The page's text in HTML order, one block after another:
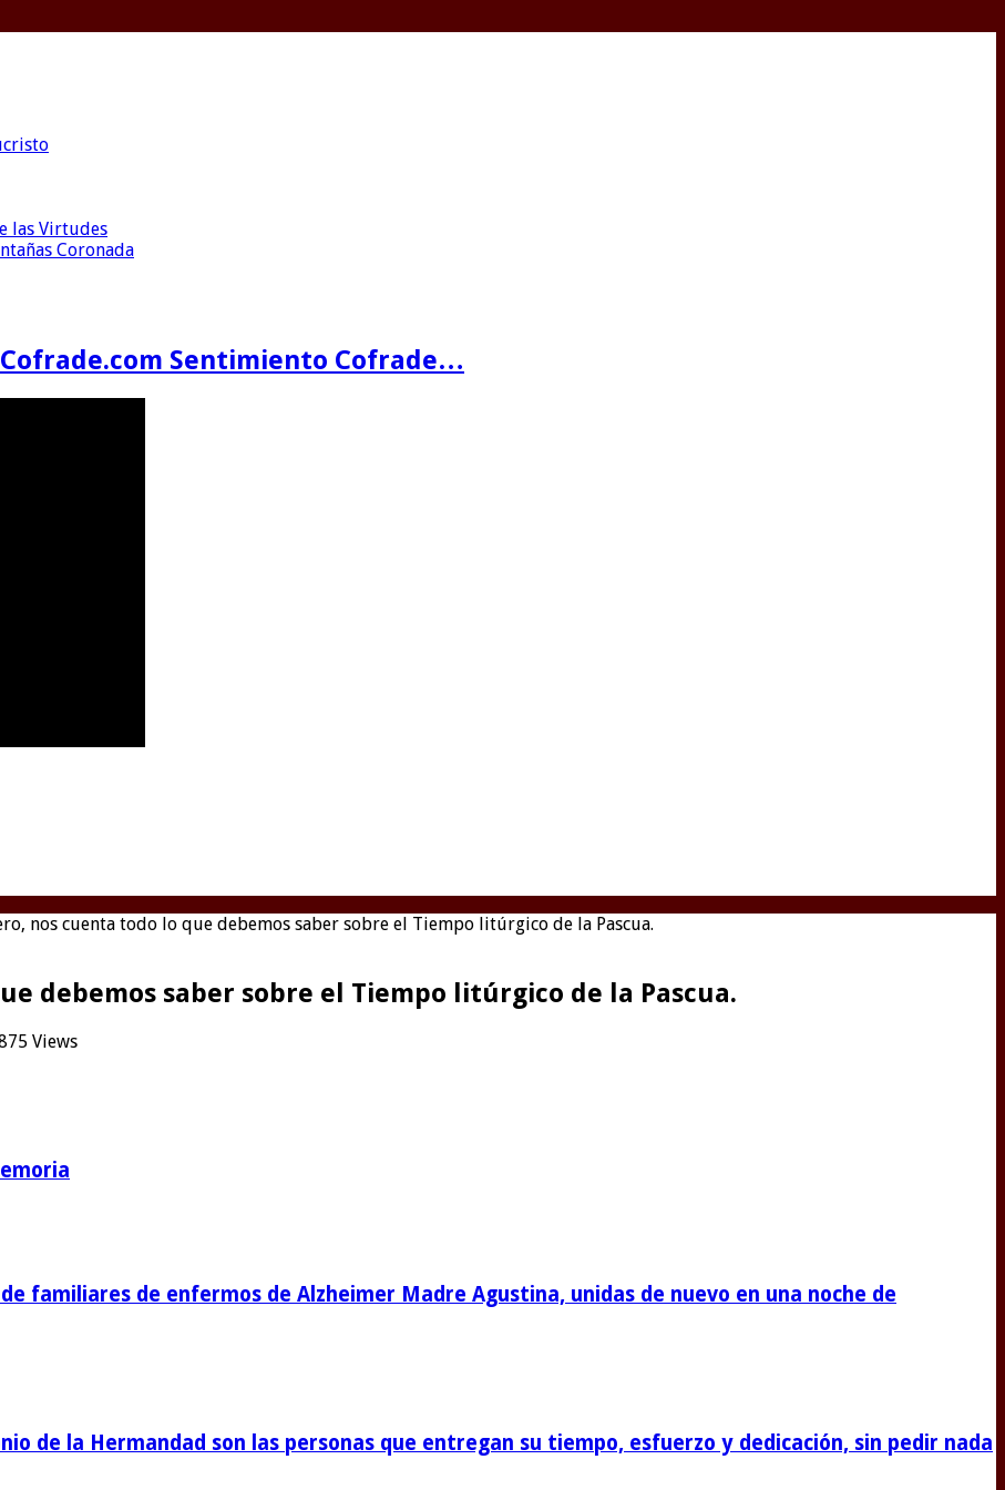
las Virtudes
Coronada
Sentimiento Cofrade…
nos cuenta todo lo que debemos saber sobre el Tiempo litúrgico de la Pascua.
debemos saber sobre el Tiempo litúrgico de la Pascua.
Views
familiares de enfermos de Alzheimer Madre Agustina, unidas de nuevo en una noche de
de la Hermandad son las personas que entregan su tiempo, esfuerzo y dedicación, sin pedir nada